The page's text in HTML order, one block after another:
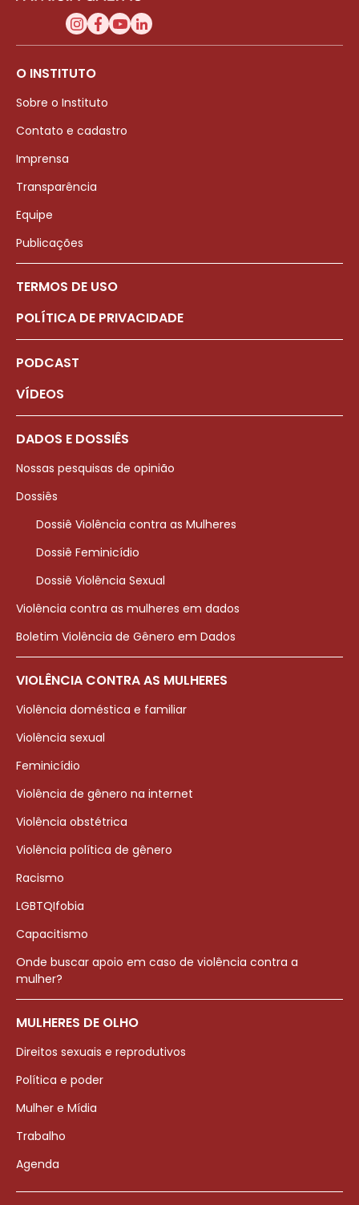
O INSTITUTO
Sobre o Instituto
Contato e cadastro
Imprensa
Transparência
Equipe
Publicações
TERMOS DE USO
POLÍTICA DE PRIVACIDADE
PODCAST
VÍDEOS
DADOS E DOSSIÊS
Nossas pesquisas de opinião
Dossiês
Dossiê Violência contra as Mulheres
Dossiê Feminicídio
Dossiê Violência Sexual
Violência contra as mulheres em dados
Boletim Violência de Gênero em Dados
VIOLÊNCIA CONTRA AS MULHERES
Violência doméstica e familiar
Violência sexual
Feminicídio
Violência de gênero na internet
Violência obstétrica
Violência política de gênero
Racismo
LGBTQIfobia
Capacitismo
Onde buscar apoio em caso de violência contra a
mulher?
MULHERES DE OLHO
Direitos sexuais e reprodutivos
Política e poder
Mulher e Mídia
Trabalho
Agenda